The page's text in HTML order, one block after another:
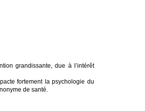
grandissante, due à l’intérêt
fortement la psychologie du
de santé.